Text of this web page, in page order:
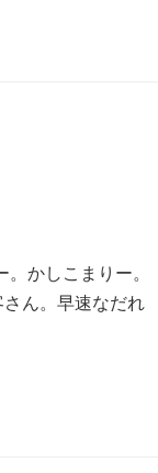
かしこまりー。
ん。早速なだれ